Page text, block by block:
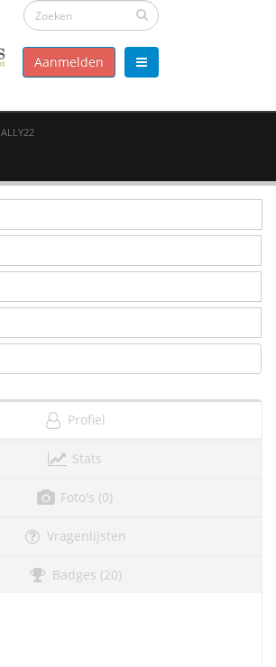
Aanmelden
ALLY22
Profiel
Stats
Foto's (0)
Vragenlijsten
Badges (20)